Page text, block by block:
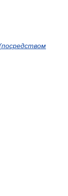
посредством